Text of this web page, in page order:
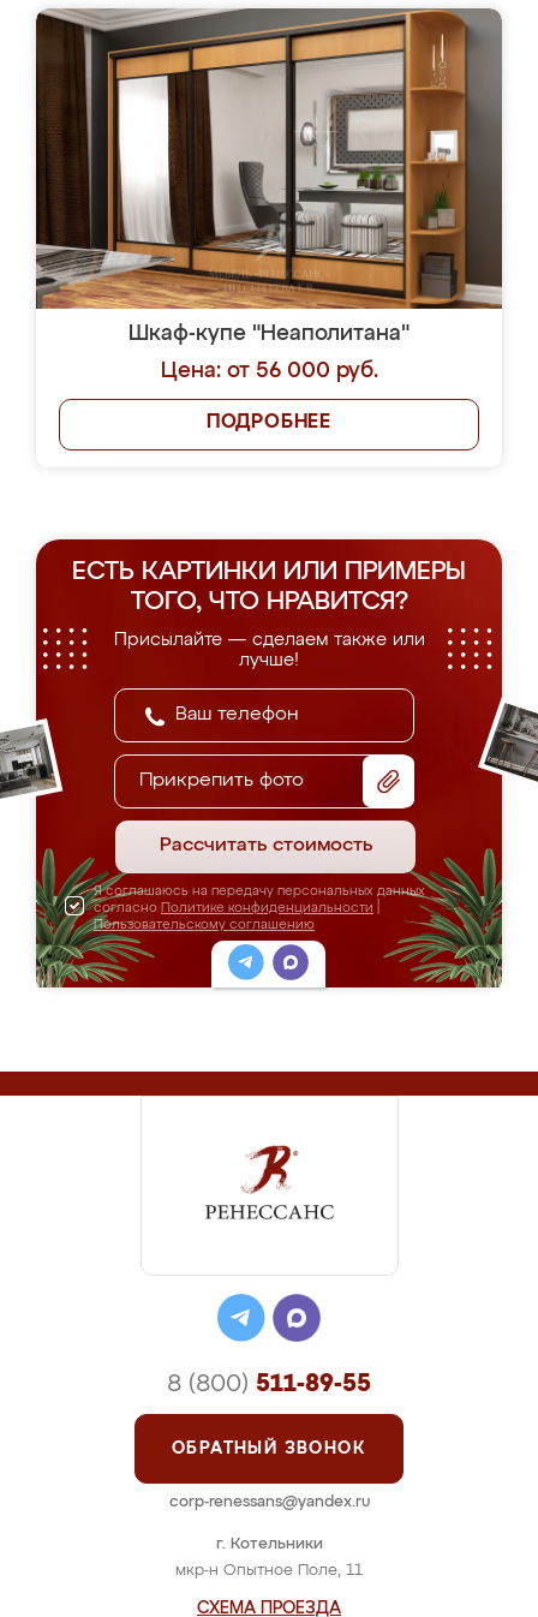
Шкаф-купе "Неаполитана"
Цена: от 56 000 руб.
ПОДРОБНЕЕ
ЕСТЬ КАРТИНКИ ИЛИ ПРИМЕРЫ
ТОГО, ЧТО НРАВИТСЯ?
Присылайте — сделаем также или
лучше!
Прикрепить фото
Рассчитать стоимость
Я соглашаюсь на передачу персональных данных
согласно Политике конфиденциальности
Пользовательскому соглашению
г. Котельники
мкр-н Опытное Поле, 11
СХЕМА ПРОЕЗДА
8 (800) 511-89-55
ОБРАТНЫЙ ЗВОНОК
corp-renessans@yandex.ru